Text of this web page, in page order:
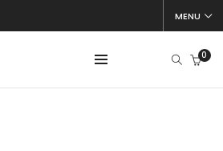
MENU
0